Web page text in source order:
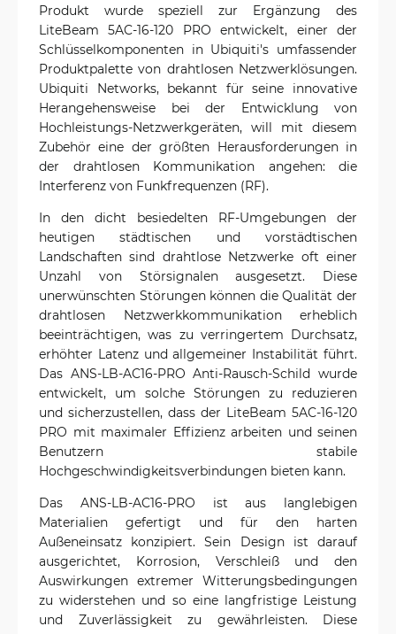
Produkt wurde speziell zur Ergänzung des
LiteBeam 5AC-16-120 PRO entwickelt, einer der
Schlüsselkomponenten in Ubiquiti's umfassender
Produktpalette von drahtlosen Netzwerklösungen.
Ubiquiti Networks, bekannt für seine innovative
Herangehensweise bei der Entwicklung von
Hochleistungs-Netzwerkgeräten, will mit diesem
Zubehör eine der größten Herausforderungen in
der drahtlosen Kommunikation angehen: die
Interferenz von Funkfrequenzen (RF).
In den dicht besiedelten RF-Umgebungen der
heutigen städtischen und vorstädtischen
Landschaften sind drahtlose Netzwerke oft einer
Unzahl von Störsignalen ausgesetzt. Diese
unerwünschten Störungen können die Qualität der
drahtlosen Netzwerkkommunikation erheblich
beeinträchtigen, was zu verringertem Durchsatz,
erhöhter Latenz und allgemeiner Instabilität führt.
Das ANS-LB-AC16-PRO Anti-Rausch-Schild wurde
entwickelt, um solche Störungen zu reduzieren
und sicherzustellen, dass der LiteBeam 5AC-16-120
PRO mit maximaler Effizienz arbeiten und seinen
Benutzern stabile
Hochgeschwindigkeitsverbindungen bieten kann.
Das ANS-LB-AC16-PRO ist aus langlebigen
Materialien gefertigt und für den harten
Außeneinsatz konzipiert. Sein Design ist darauf
ausgerichtet, Korrosion, Verschleiß und den
Auswirkungen extremer Witterungsbedingungen
zu widerstehen und so eine langfristige Leistung
und Zuverlässigkeit zu gewährleisten. Diese